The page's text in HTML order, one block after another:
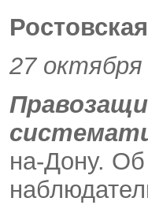
27 октября
на-Дону. Об